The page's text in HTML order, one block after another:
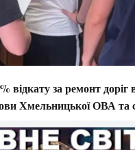
відкату за ремонт доріг
Хмельницької ОВА та